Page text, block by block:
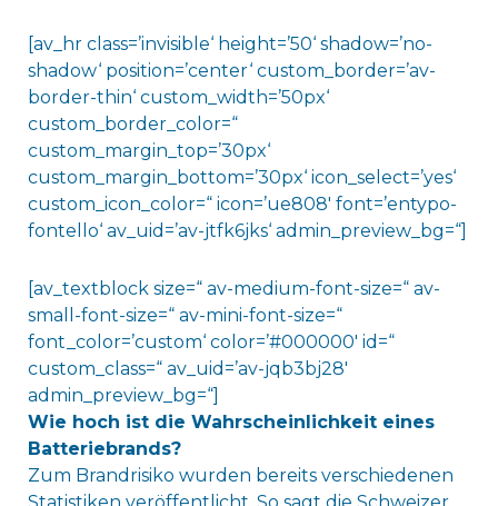
[av_hr class=’invisible‘ height=’50‘ shadow=’no-
shadow‘ position=’center‘ custom_border=’av-
border-thin‘ custom_width=’50px‘
custom_border_color=“
custom_margin_top=’30px‘
custom_margin_bottom=’30px‘ icon_select=’yes‘
custom_icon_color=“ icon=’ue808′ font=’entypo-
fontello‘ av_uid=’av-jtfk6jks‘ admin_preview_bg=“]
[av_textblock size=“ av-medium-font-size=“ av-
small-font-size=“ av-mini-font-size=“
font_color=’custom‘ color=’#000000′ id=“
custom_class=“ av_uid=’av-jqb3bj28′
admin_preview_bg=“]
Wie hoch ist die Wahrscheinlichkeit eines
Batteriebrands?
Zum Brandrisiko wurden bereits verschiedenen
Statistiken veröffentlicht. So sagt die Schweizer